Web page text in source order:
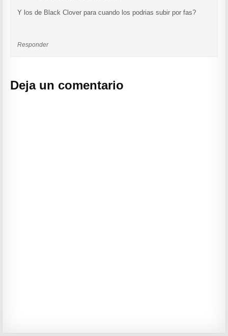
Y los de Black Clover para cuando los podrias subir por fas?
Responder
Deja un comentario